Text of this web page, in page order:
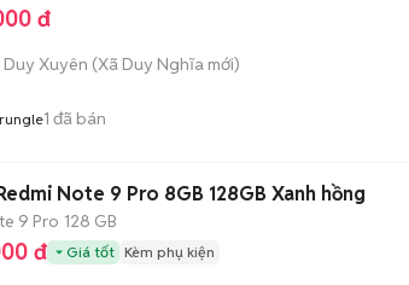
đ
Duy Xuyên (Xã Duy Nghĩa mới)
1 đã bán
Note 9 Pro 8GB 128GB Xanh hồng
9 Pro 128 GB
đ Giá tốt Kèm phụ kiện